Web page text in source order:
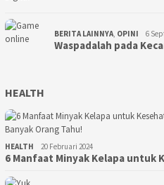
BERITA LAINNYA, OPINI 6
Waspadalah pada
HEALTH
HEALTH 20 Februari 2024
6 Manfaat Minyak Kelapa untuk